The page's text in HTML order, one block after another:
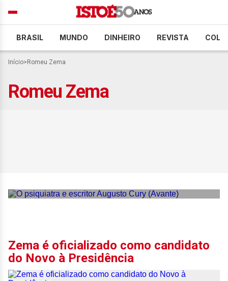
BRASIL MUNDO DINHEIRO REVISTA
Início> Romeu Zema
Romeu Zema
Zema é oficializado como candidato
do Novo à Presidência